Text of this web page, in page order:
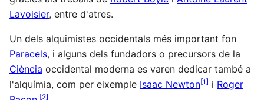
Lavoisier, entre d'atres.
Un dels alquimistes occidentals més important fon
Paracels, i alguns dels fundadors o precursors de la
Ciència occidental moderna es varen dedicar també a
l'alquímia, com per eixemple Isaac Newton[1] i Roger
[2]